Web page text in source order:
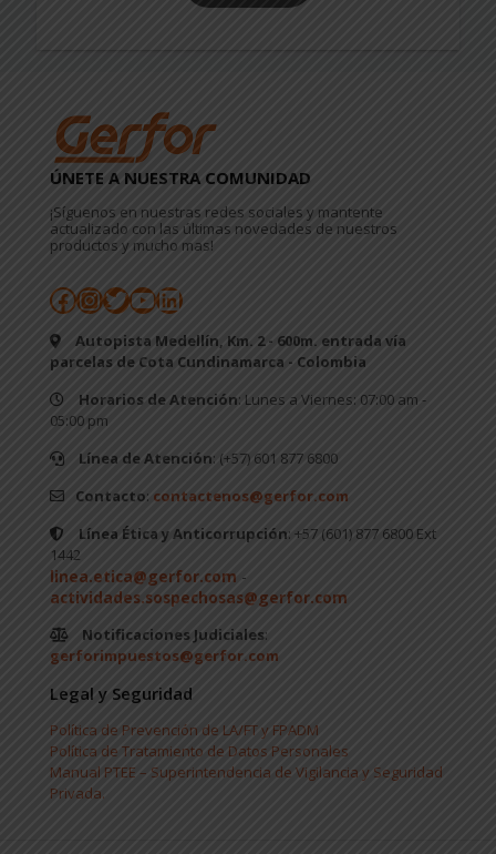
ÚNETE A NUESTRA COMUNIDAD
¡Síguenos en nuestras redes sociales y mantente
actualizado con las últimas novedades de nuestros
productos y mucho mas!
Facebook
Instagram
Twitter
YouTube
LinkedIn
Autopista Medellín, Km. 2 - 600m. entrada vía
parcelas de Cota Cundinamarca - Colombia
Horarios de Atención: Lunes a Viernes: 07:00 am -
05:00 pm
Línea de Atención: (+57) 601 877 6800
Contacto: contactenos@gerfor.com
Línea Ética y Anticorrupción: +57 (601) 877 6800 Ext
1442
linea.etica@gerfor.com -
actividades.sospechosas@gerfor.com
Notificaciones Judiciales:
gerforimpuestos@gerfor.com
Legal y Seguridad
Política de Prevención de LA/FT y FPADM
Política de Tratamiento de Datos Personales
Manual PTEE – Superintendencia de Vigilancia y Seguridad
Privada.